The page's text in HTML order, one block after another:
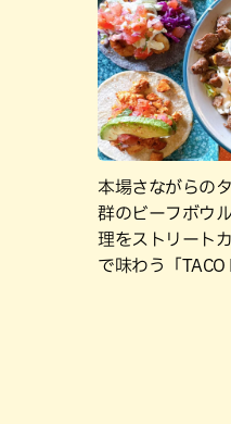
本場さながらの
群のビーフボウ
理をストリート
で味わう「